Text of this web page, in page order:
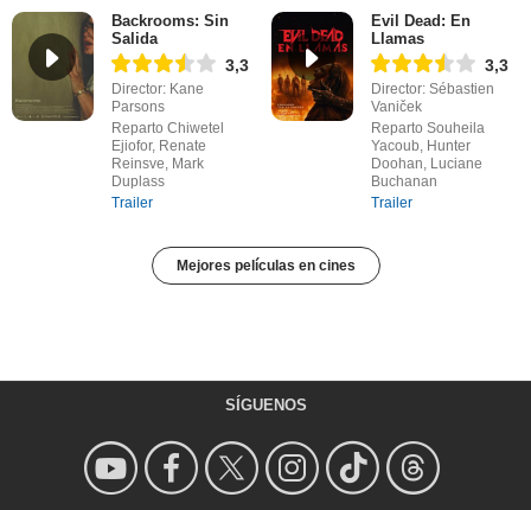
Backrooms: Sin
Salida
3,3
Director: Kane
Parsons
Reparto Chiwetel
Ejiofor, Renate
Reinsve, Mark
Duplass
Trailer
Evil Dead: En
Llamas
3,3
Director: Sébastien
Vaniček
Reparto Souheila
Yacoub, Hunter
Doohan, Luciane
Buchanan
Trailer
Mejores películas en cines
SÍGUENOS